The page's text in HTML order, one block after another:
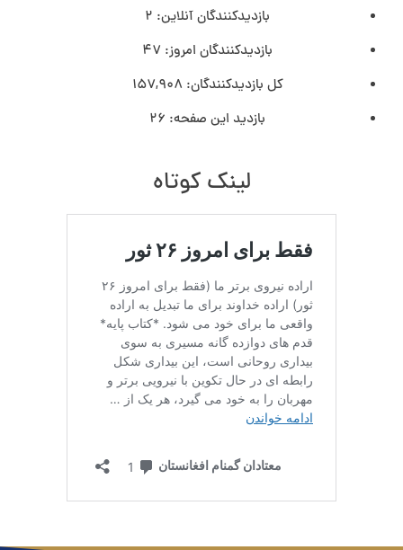
بازدیدکنندگان آنلاین: 2
بازدیدکنندگان امروز: 47
کل بازدیدکنند‌گان: 157,908
بازدید این صفحه: 26
لینک کوتاه